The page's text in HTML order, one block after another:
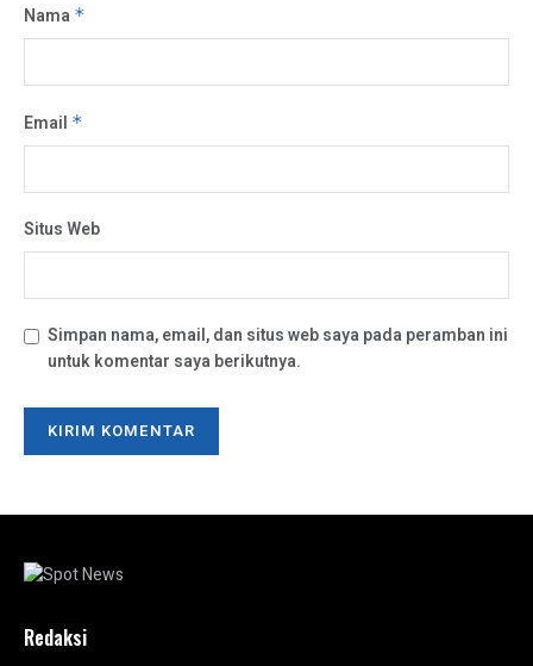
Nama *
Email *
Situs Web
Simpan nama, email, dan situs web saya pada peramban ini
untuk komentar saya berikutnya.
Redaksi